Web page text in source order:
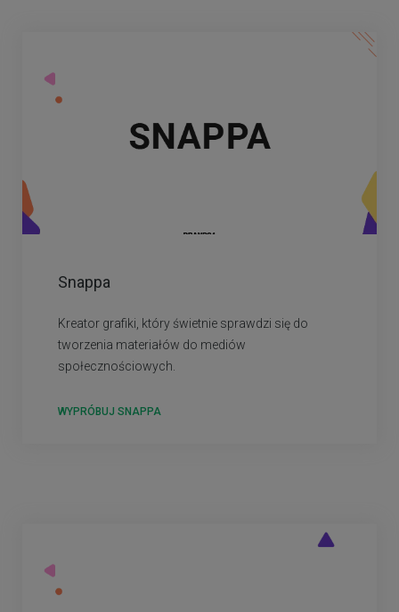
Snappa
Kreator grafiki, który świetnie sprawdzi się do
tworzenia materiałów do mediów
społecznościowych.
WYPRÓBUJ SNAPPA